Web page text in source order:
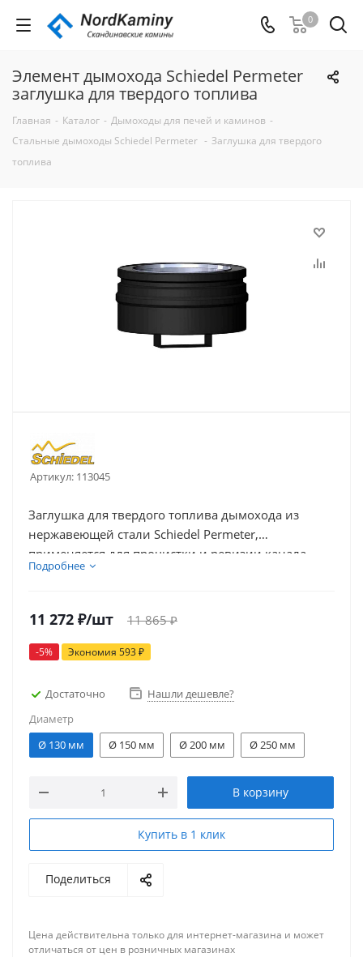
0
Элемент дымохода Schiedel Permeter
заглушка для твердого топлива
Главная - Каталог - Дымоходы для печей и каминов -
Стальные дымоходы Schiedel Permeter - Заглушка для твердого
топлива
Артикул: 113045
Заглушка для твердого топлива дымохода из
нержавеющей стали Schiedel Permeter,
применяется для прочистки и ревизии канала
дымохода. Устанавливается на ответвлении
Подробнее
11 272 ₽/шт 11 865₽
-5% Экономия 593₽
Достаточно
Нашли дешевле?
Диаметр
Ø 130 мм
Ø 150 мм Ø 200 мм Ø 250 мм
В корзину
Купить в 1 клик
Поделиться
Цена действительна только для интернет-магазина и может
отличаться от цен в розничных магазинах